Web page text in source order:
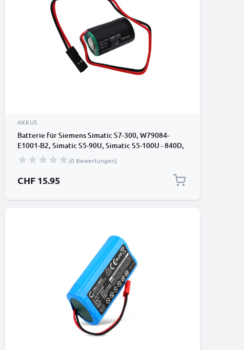
AKKUS
Batterie für Siemens Simatic S7-300, W79084-
E1001-B2, Simatic S5-90U, Simatic S5-100U - 840D,
MC2-BAT-AB, 575332TA, 6FC5247-0AA18-0AA0
(900mAh ) Ersatzakku
(0 Bewertungen)
CHF 15.95